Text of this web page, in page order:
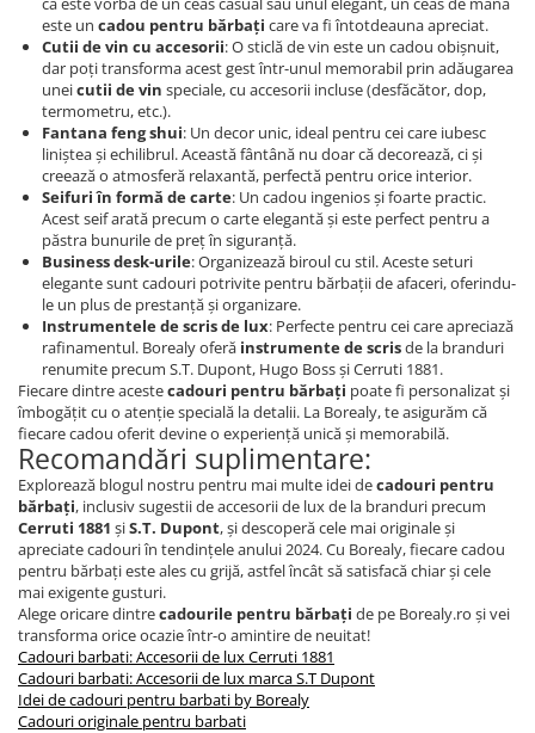
este un cadou pentru bărbați care va fi întotdeauna apreciat.
Cutii de vin cu accesorii: O sticlă de vin este un cadou obișnuit,
dar poți transforma acest gest într-unul memorabil prin adăugarea
uneicutii de vin speciale, cu accesorii incluse (desfăcător, dop,
termometru, etc.).
Fantana feng shui: Un decor unic, ideal pentru cei care iubesc
liniștea și echilibrul. Această fântână nu doar că decorează, ci și
creează o atmosferă relaxantă, perfectă pentru orice interior.
Seifuri în formă de carte: Un cadou ingenios și foarte practic.
Acest seif arată precum o carte elegantă și este perfect pentru a
păstra bunurile de preț în siguranță.
Business desk-urile: Organizează biroul cu stil. Aceste seturi
elegante sunt cadouri potrivite pentru bărbații de afaceri, oferindu-
le un plus de prestanță și organizare.
Instrumentele de scris de lux: Perfecte pentru cei care apreciază
rafinamentul. Borealy oferă instrumente de scrisde la branduri
renumite precum S.T. Dupont, Hugo Boss și Cerruti 1881.
Fiecare dintre acestecadouri pentru bărbați poate fi personalizat și
îmbogățit cu o atenție specială la detalii. La Borealy, te asigurăm că
fiecare cadou oferit devine o experiență unică și memorabilă.
Recomandări suplimentare:
Explorează blogul nostru pentru mai multe idei decadouri pentru
bărbați, inclusiv sugestii de accesorii de lux de la branduri precum
Cerruti 1881 șiS.T. Dupont, și descoperă cele mai originale și
apreciate cadouri în tendințele anului 2024. Cu Borealy, fiecare cadou
pentru bărbați este ales cu grijă, astfel încât să satisfacă chiar și cele
mai exigente gusturi.
Alege oricare dintrecadourile pentru bărbați de pe Borealy.ro și vei
transforma orice ocazie într-o amintire de neuitat!
Cadouri barbati: Accesorii de lux Cerruti 1881
Cadouri barbati: Accesorii de lux marca S.T Dupont
Idei de cadouri pentru barbati by Borealy
Cadouri originale pentru barbati